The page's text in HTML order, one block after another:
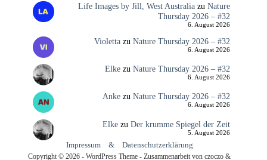
Life Images by Jill, West Australiazu Nature
Thursday 2026 – #32
6. August 2026
Violettazu Nature Thursday 2026 – #32
6. August 2026
Elkezu Nature Thursday 2026 – #32
6. August 2026
Ankezu Nature Thursday 2026 – #32
6. August 2026
Elkezu Der krumme Spiegel der Zeit
5. August 2026
Impressum & Datenschutzerklärung
Copyright © 2026 - WordPress Theme - Zusammenarbeit von czoczo &